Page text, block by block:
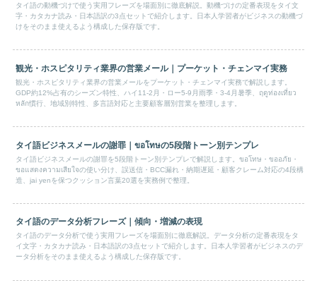
タイ語の動機づけで使う実用フレーズを場面別に徹底解説。動機づけの定番表現をタイ文
字・カタカナ読み・日本語訳の3点セットで紹介します。日本人学習者がビジネスの動機づ
けをそのまま使えるよう構成した保存版です。
観光・ホスピタリティ業界の営業メール｜プーケット・チェンマイ実務
観光・ホスピタリティ業界の営業メールをプーケット・チェンマイ実務で解説します。
GDP約12%占有のシーズン特性、ハイ11-2月・ロー5-9月雨季・3-4月暑季、ฤดูท่องเที่ยว
หลัก慣行、地域別特性、多言語対応と主要顧客層別営業を整理します。
タイ語ビジネスメールの謝罪｜ขอโทษの5段階トーン別テンプレ
タイ語ビジネスメールの謝罪を5段階トーン別テンプレで解説します。ขอโทษ・ขออภัย・
ขอแสดงความเสียใจの使い分け、誤送信・BCC漏れ・納期遅延・顧客クレーム対応の4段構
造、jai yenを保つクッション言葉20選を実務例で整理。
タイ語のデータ分析フレーズ｜傾向・増減の表現
タイ語のデータ分析で使う実用フレーズを場面別に徹底解説。データ分析の定番表現をタ
イ文字・カタカナ読み・日本語訳の3点セットで紹介します。日本人学習者がビジネスのデ
ータ分析をそのまま使えるよう構成した保存版です。